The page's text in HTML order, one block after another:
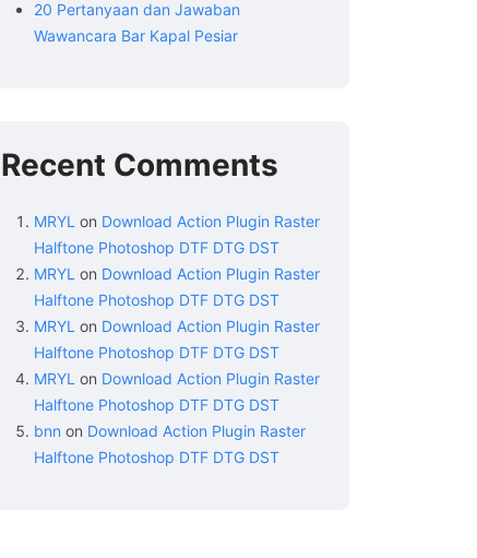
20 Pertanyaan dan Jawaban
Wawancara Bar Kapal Pesiar
Recent Comments
MRYL on Download Action Plugin Raster
Halftone Photoshop DTF DTG DST
MRYL on Download Action Plugin Raster
Halftone Photoshop DTF DTG DST
MRYL on Download Action Plugin Raster
Halftone Photoshop DTF DTG DST
MRYL on Download Action Plugin Raster
Halftone Photoshop DTF DTG DST
bnn on Download Action Plugin Raster
Halftone Photoshop DTF DTG DST